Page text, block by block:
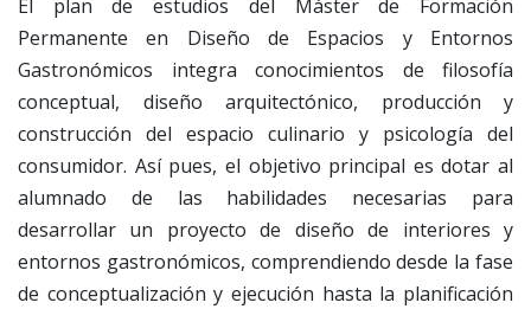
El plan de estudios del Máster de Formación
Permanente en Diseño de Espacios y Entornos
Gastronómicos integra conocimientos de filosofía
conceptual, diseño arquitectónico, producción y
construcción del espacio culinario y psicología del
consumidor. Así pues, el objetivo principal es dotar al
alumnado de las habilidades necesarias para
desarrollar un proyecto de diseño de interiores y
entornos gastronómicos, comprendiendo desde la fase
de conceptualización y ejecución hasta la planificación